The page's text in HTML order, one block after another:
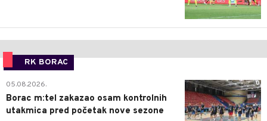
RK BORAC
0
05.08.2026.
Borac m:tel zakazao osam kontrolnih
utakmica pred početak nove sezone